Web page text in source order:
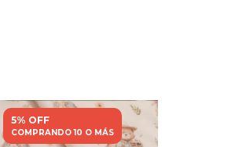
5% OFF
COMPRANDO 10 O MÁS